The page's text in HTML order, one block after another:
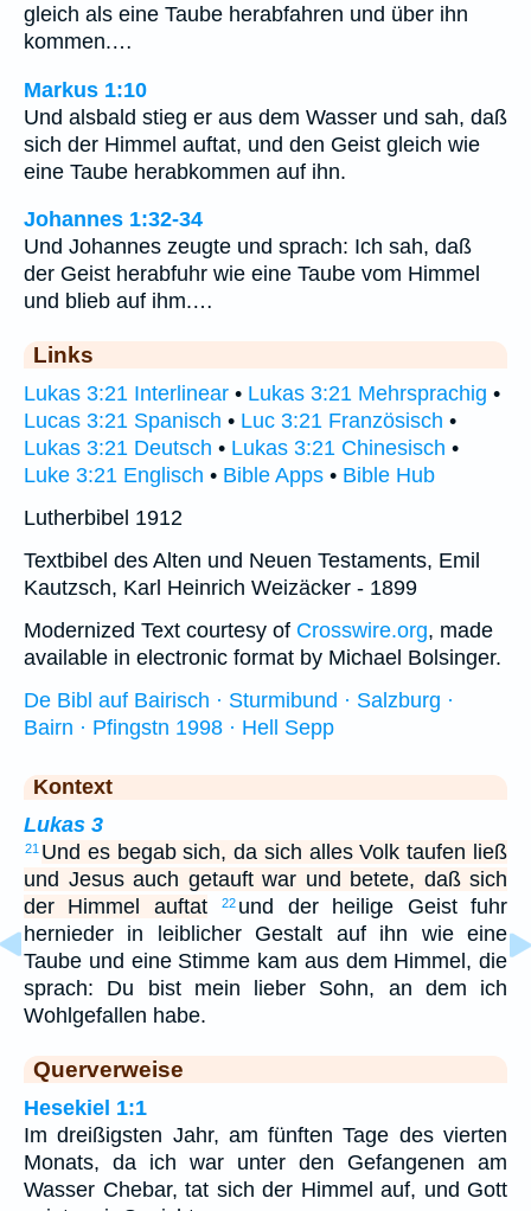
gleich als eine Taube herabfahren und über ihn
kommen.…
Markus 1:10
Und alsbald stieg er aus dem Wasser und sah, daß
sich der Himmel auftat, und den Geist gleich wie
eine Taube herabkommen auf ihn.
Johannes 1:32-34
Und Johannes zeugte und sprach: Ich sah, daß
der Geist herabfuhr wie eine Taube vom Himmel
und blieb auf ihm.…
Links
Lukas 3:21 Interlinear • Lukas 3:21 Mehrsprachig •
Lucas 3:21 Spanisch • Luc 3:21 Französisch •
Lukas 3:21 Deutsch • Lukas 3:21 Chinesisch •
Luke 3:21 Englisch • Bible Apps • Bible Hub
Lutherbibel 1912
Textbibel des Alten und Neuen Testaments, Emil
Kautzsch, Karl Heinrich Weizäcker - 1899
Modernized Text courtesy of Crosswire.org, made
available in electronic format by Michael Bolsinger.
De Bibl auf Bairisch · Sturmibund · Salzburg ·
Bairn · Pfingstn 1998 · Hell Sepp
Kontext
Lukas 3
21 Und es begab sich, da sich alles Volk taufen ließ
und Jesus auch getauft war und betete, daß sich
der Himmel auftat
22 und der heilige Geist fuhr
hernieder in leiblicher Gestalt auf ihn wie eine
Taube und eine Stimme kam aus dem Himmel, die
sprach: Du bist mein lieber Sohn, an dem ich
Wohlgefallen habe.
Querverweise
Hesekiel 1:1
Im dreißigsten Jahr, am fünften Tage des vierten
Monats, da ich war unter den Gefangenen am
Wasser Chebar, tat sich der Himmel auf, und Gott